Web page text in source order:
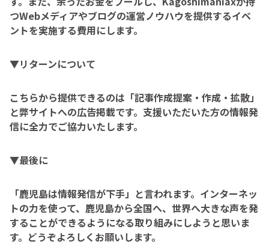
つWebメディアやブログの運営ノウハウを提供するイベ
ントを実施する費用にします。
▼リターンについて
こちらから提供できるのは「記事作成提案・作成・拡散」
と弊サイトへの広告掲載です。支援いただいた方の情報発
信に全力でご協力いたします。
▼最後に
「鹿児島は情報発信が下手」と言われます。インターネッ
トの力を使って、鹿児島から全国へ、世界へ大きな声を発
することができるようになる取り組みにしようと思いま
す。どうぞよろしくお願いします。